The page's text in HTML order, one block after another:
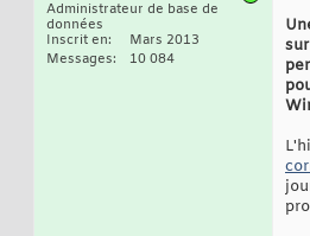
Administrateur de base de
données
Inscrit en
Mars 2013
Messages
10 084